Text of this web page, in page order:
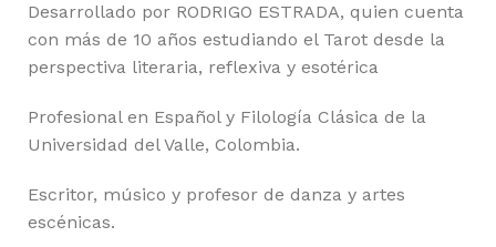
Desarrollado por RODRIGO ESTRADA, quien cuenta
con más de 10 años estudiando el Tarot desde la
perspectiva literaria, reflexiva y esotérica
Profesional en Español y Filología Clásica de la
Universidad del Valle, Colombia.
Escritor, músico y profesor de danza y artes
escénicas.